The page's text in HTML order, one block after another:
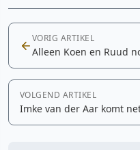
VORIG ARTIKEL
Alleen Koen en Ruud
VOLGEND ARTIKEL
Imke van der Aar komt